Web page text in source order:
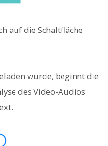
auf die Schaltfläche
wurde, beginnt die
des Video-Audios